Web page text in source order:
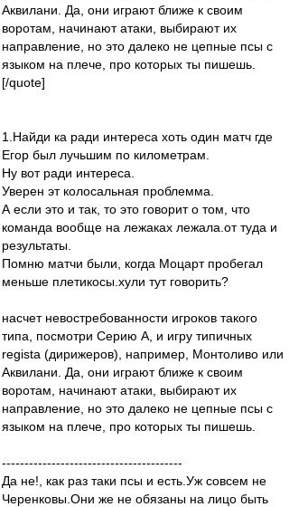
Аквилани. Да, они играют ближе к своим
воротам, начинают атаки, выбирают их
направление, но это далеко не цепные псы с
языком на плече, про которых ты пишешь.
[/quote]
1.Найди ка ради интереса хоть один матч где
Егор был лучьшим по километрам.
Ну вот ради интереса.
Уверен эт колосальная проблемма.
А если это и так, то это говорит о том, что
команда вообще на лежаках лежала.от туда и
результаты.
Помню матчи были, когда Моцарт пробегал
меньше плетикосы.хули тут говорить?
насчет невостребованности игроков такого
типа, посмотри Серию А, и игру типичных
regista (дирижеров), например, Монтоливо или
Аквилани. Да, они играют ближе к своим
воротам, начинают атаки, выбирают их
направление, но это далеко не цепные псы с
языком на плече, про которых ты пишешь.
----------------------------------------
Да не!, как раз таки псы и есть.Уж совсем не
Черенковы.Они же не обязаны на лицо быть